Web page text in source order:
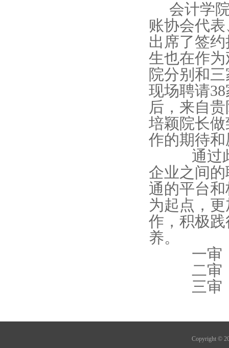
会计学
账协会代
出席了签
生也在作
院分别和
现场聘请
后，来自
培颖院长
作的期待
通过此
企业之间
通的平台
为起点，
作，积极
养。
一审
二审
三审
Copyright ©